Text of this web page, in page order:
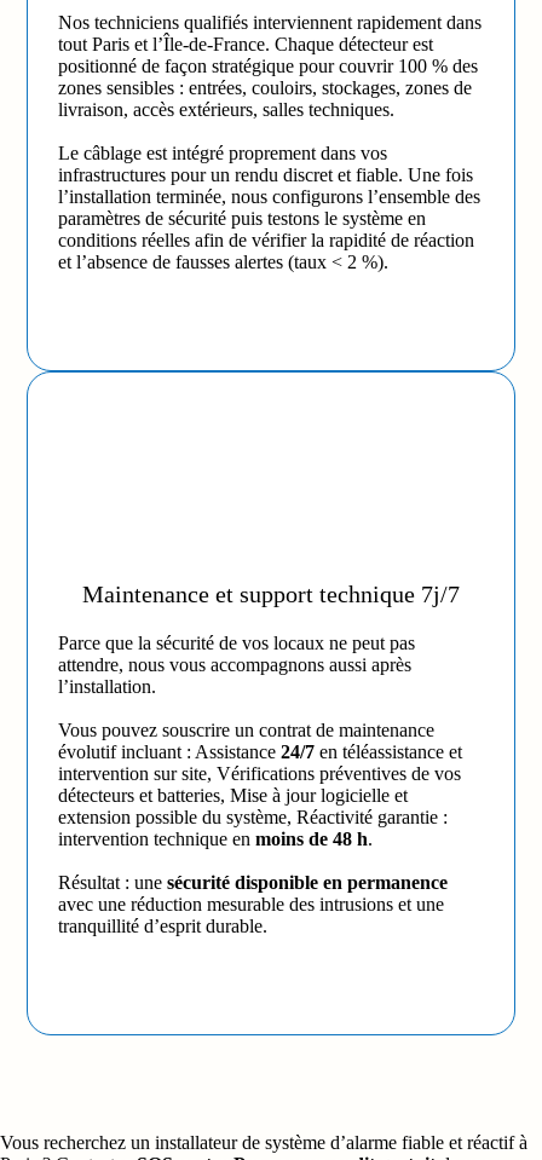
Nos techniciens qualifiés interviennent rapidement dans
tout Paris et l’Île-de-France. Chaque détecteur est
positionné de façon stratégique pour couvrir 100 % des
zones sensibles : entrées, couloirs, stockages, zones de
livraison, accès extérieurs, salles techniques.
Le câblage est intégré proprement dans vos
infrastructures pour un rendu discret et fiable. Une fois
l’installation terminée, nous configurons l’ensemble des
paramètres de sécurité puis testons le système en
conditions réelles afin de vérifier la rapidité de réaction
et l’absence de fausses alertes (taux < 2 %).
Maintenance et support technique 7j/7
Parce que la sécurité de vos locaux ne peut pas
attendre, nous vous accompagnons aussi après
l’installation.
Vous pouvez souscrire un contrat de maintenance
évolutif incluant : Assistance24/7 en téléassistance et
intervention sur site, Vérifications préventives de vos
détecteurs et batteries, Mise à jour logicielle et
extension possible du système, Réactivité garantie :
intervention technique enmoins de 48 h.
Résultat : unesécurité disponible en permanence
avec une réduction mesurable des intrusions et une
tranquillité d’esprit durable.
Vous recherchez un installateur de système d’alarme fiable et réactif à